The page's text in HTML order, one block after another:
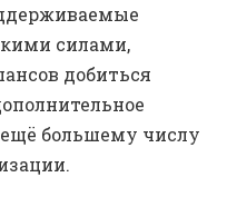
силами,
добиться
большему числу